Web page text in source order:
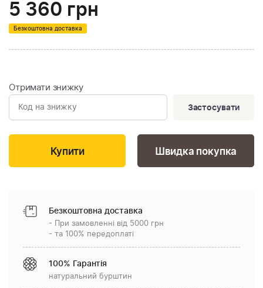
5 360 грн
Безкоштовна доставка
Отримати знижку
Застосувати
Швидка покупка
Безкоштовна доставка
- При замовленні від 5000 грн
- та 100% передоплаті
100% Гарантія
натуральний бурштин